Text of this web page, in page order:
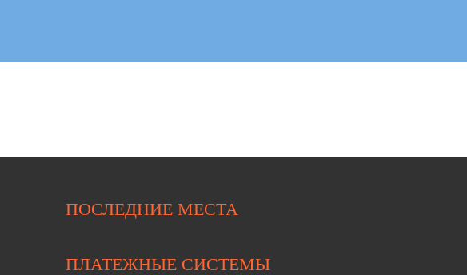
ПОСЛЕДНИЕ МЕСТА
ПЛАТЕЖНЫЕ СИСТЕМЫ